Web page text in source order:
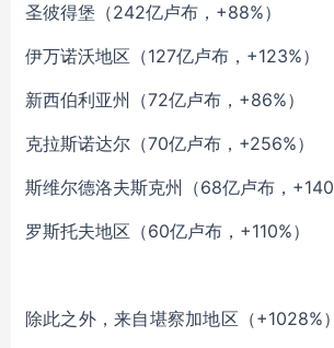
圣彼得堡（242亿卢布，+88%）
伊万诺沃地区（127亿卢布，+123%）
新西伯利亚州（72亿卢布，+86%）
克拉斯诺达尔（70亿卢布，+256%）
斯维尔德洛夫斯克州（68亿卢布，
罗斯托夫地区（60亿卢布，+110%）
除此之外，来自堪察加地区（+1028%